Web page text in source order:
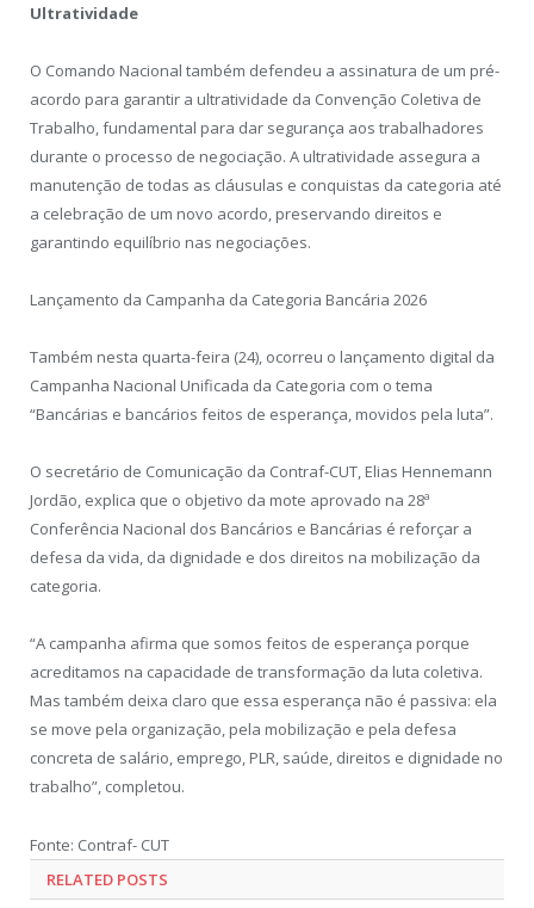
Ultratividade
O Comando Nacional também defendeu a assinatura de um pré-
acordo para garantir a ultratividade da Convenção Coletiva de
Trabalho, fundamental para dar segurança aos trabalhadores
durante o processo de negociação. A ultratividade assegura a
manutenção de todas as cláusulas e conquistas da categoria até
a celebração de um novo acordo, preservando direitos e
garantindo equilíbrio nas negociações.
Lançamento da Campanha da Categoria Bancária 2026
Também nesta quarta-feira (24), ocorreu o lançamento digital da
Campanha Nacional Unificada da Categoria com o tema
“Bancárias e bancários feitos de esperança, movidos pela luta”.
O secretário de Comunicação da Contraf-CUT, Elias Hennemann
Jordão, explica que o objetivo da mote aprovado na 28ª
Conferência Nacional dos Bancários e Bancárias é reforçar a
defesa da vida, da dignidade e dos direitos na mobilização da
categoria.
“A campanha afirma que somos feitos de esperança porque
acreditamos na capacidade de transformação da luta coletiva.
Mas também deixa claro que essa esperança não é passiva: ela
se move pela organização, pela mobilização e pela defesa
concreta de salário, emprego, PLR, saúde, direitos e dignidade no
trabalho”, completou.
Fonte: Contraf- CUT
RELATED POSTS